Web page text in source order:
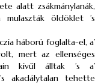
alatt zsákmánylanák,
öldöklet ’s
háború foglalta-el, a’
mert az ellenséges
kivűl álltak ’s a’
akadálytalan tehette